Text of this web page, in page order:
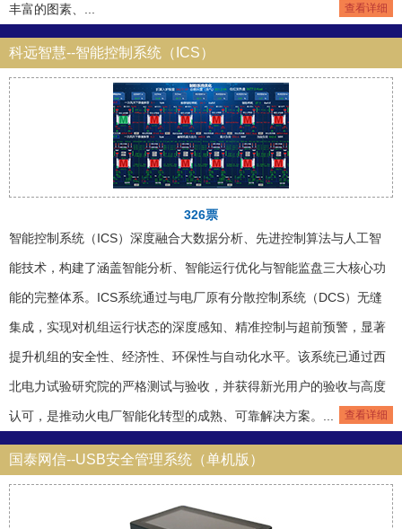
丰富的图素、... 查看详细
科远智慧--智能控制系统（ICS）
326票
智能控制系统（ICS）深度融合大数据分析、先进控制算法与人工智
能技术，构建了涵盖智能分析、智能运行优化与智能监盘三大核心功
能的完整体系。ICS系统通过与电厂原有分散控制系统（DCS）无缝
集成，实现对机组运行状态的深度感知、精准控制与超前预警，显著
提升机组的安全性、经济性、环保性与自动化水平。该系统已通过西
北电力试验研究院的严格测试与验收，并获得新光用户的验收与高度
认可，是推动火电厂智能化转型的成熟、可靠解决方案。... 查看详细
国泰网信--USB安全管理系统（单机版）